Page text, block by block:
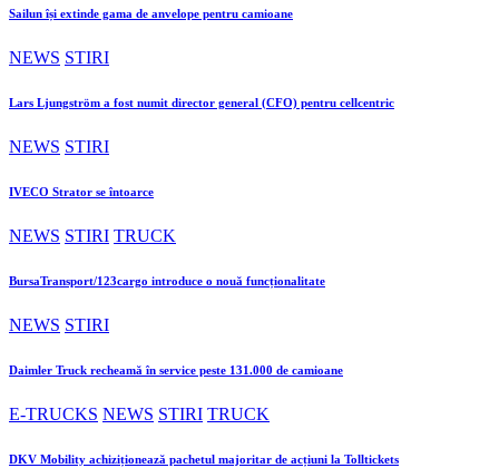
Sailun își extinde gama de anvelope pentru camioane
NEWS STIRI
Lars Ljungström a fost numit director general (CFO) pentru cellcentric
NEWS STIRI
IVECO Strator se întoarce
NEWS STIRI TRUCK
BursaTransport/123cargo introduce o nouă funcționalitate
NEWS STIRI
Daimler Truck recheamă în service peste 131.000 de camioane
E-TRUCKS NEWS STIRI TRUCK
DKV Mobility achiziționează pachetul majoritar de acțiuni la Tolltickets